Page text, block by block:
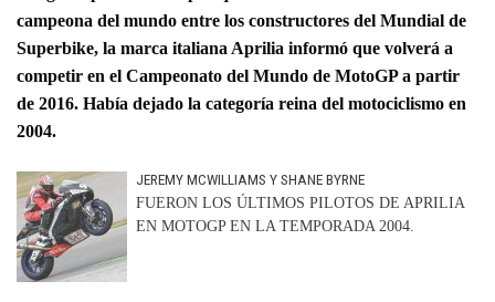
campeona del mundo entre los constructores del Mundial de
Superbike, la marca italiana Aprilia informó que volverá a
competir en el Campeonato del Mundo de MotoGP a partir
de 2016. Había dejado la categoría reina del motociclismo en
2004.
JEREMY MCWILLIAMS Y SHANE BYRNE
FUERON LOS ÚLTIMOS PILOTOS DE APRILIA
EN MOTOGP EN LA TEMPORADA 2004.